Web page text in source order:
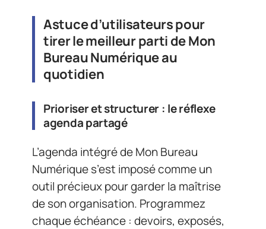
Astuce d’utilisateurs pour
tirer le meilleur parti de Mon
Bureau Numérique au
quotidien
Prioriser et structurer : le réflexe
agenda partagé
L’agenda intégré de Mon Bureau
Numérique s’est imposé comme un
outil précieux pour garder la maîtrise
de son organisation. Programmez
chaque échéance : devoirs, exposés,